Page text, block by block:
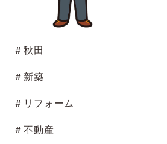
＃秋田
＃新築
＃リフォーム
＃不動産